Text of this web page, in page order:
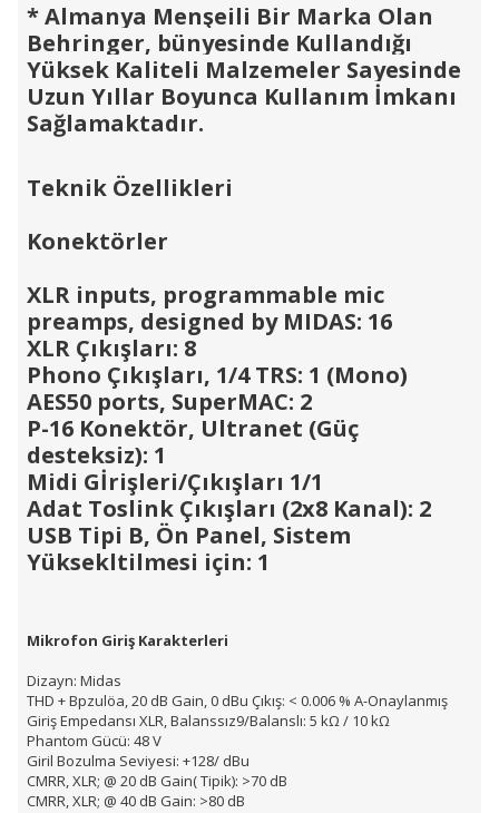
*Almanya Menşeili Bir Marka Olan
Behringer, bünyesinde Kullandığı
Yüksek Kaliteli Malzemeler Sayesinde
Uzun Yıllar Boyunca Kullanım İmkanı
Sağlamaktadır.
Teknik Özellikleri
Konektörler
XLR inputs, programmable mic
preamps, designed by MIDAS: 16
XLR Çıkışları: 8
Phono Çıkışları, 1/4 TRS: 1 (Mono)
AES50 ports, SuperMAC: 2
P-16 Konektör, Ultranet (Güç
desteksiz): 1
Midi Gİrişleri/Çıkışları 1/1
Adat Toslink Çıkışları (2x8 Kanal): 2
USB Tipi B, Ön Panel, Sistem
Yüksekltilmesi için: 1
Mikrofon Giriş Karakterleri
Dizayn: Midas
THD + Bpzulöa, 20 dB Gain, 0 dBu Çıkış: < 0.006 % A-Onaylanmış
Giriş Empedansı XLR, Balanssız9/Balanslı: 5 kΩ / 10 kΩ
Phantom Gücü: 48 V
Giril Bozulma Seviyesi: +128/ dBu
CMRR, XLR; @ 20 dB Gain( Tipik): >70 dB
CMRR, XLR; @ 40 dB Gain: >80 dB